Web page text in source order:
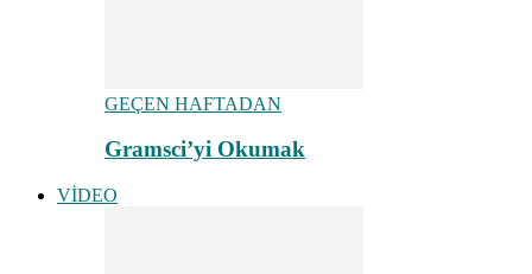
GEÇEN HAFTADAN
Gramsci’yi Okumak
VİDEO